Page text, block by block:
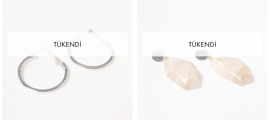
TÜKENDI TÜKENDI